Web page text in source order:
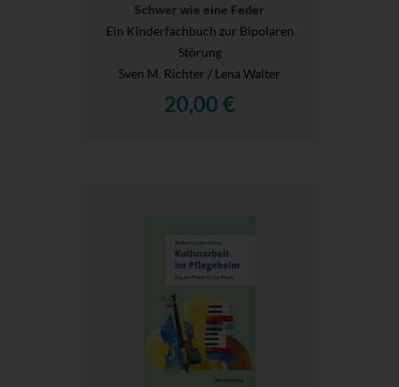
Schwer wie eine Feder
Ein Kinderfachbuch zur Bipolaren
Störung
Sven M. Richter / Lena Walter
20,00 €